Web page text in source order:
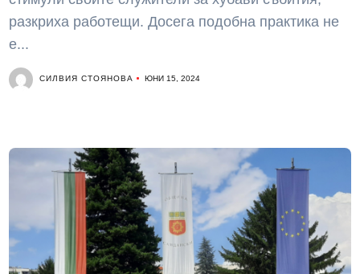
разкриха работещи. Досега подобна практика не
е...
СИЛВИЯ СТОЯНОВА ЮНИ 15, 2024